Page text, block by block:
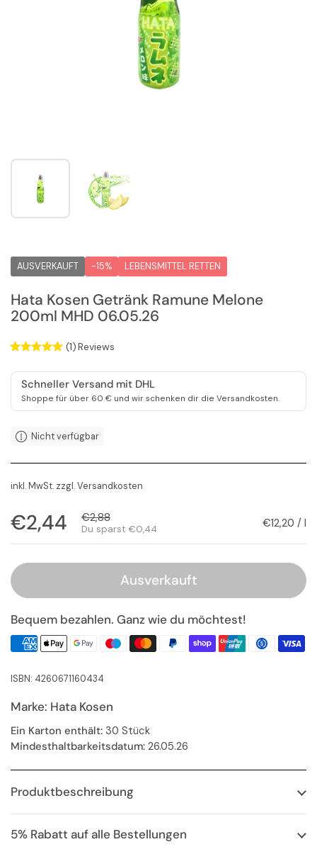
Zeige Folie 2
AUSVERKAUFT -15% LEBENSMITTEL RETTEN
Hata Kosen Getränk Ramune Melone
200ml MHD 06.05.26
(1)Reviews
Schneller Versand mit DHL
Shoppe für über 60 € und wir schenken dir die Versandkosten.
Nicht verfügbar
inkl. MwSt. zzgl.Versandkosten
Regulärer Preis
€2,44 Sale-Preis
€2,88
Du sparst €0,44 Stückpreis
€12,20 / l
Ausverkauft
Bequem bezahlen. Ganz wie du möchtest!
ISBN: 4260671160434
Marke: Hata Kosen
Ein Karton enthält: 30 Stück
Mindesthaltbarkeitsdatum: 26.05.26
Produktbeschreibung
5% Rabatt auf alle Bestellungen